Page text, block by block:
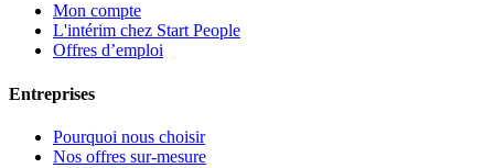
Mon compte
L'intérim chez Start People
Offres d’emploi
Entreprises
Pourquoi nous choisir
Nos offres sur-mesure